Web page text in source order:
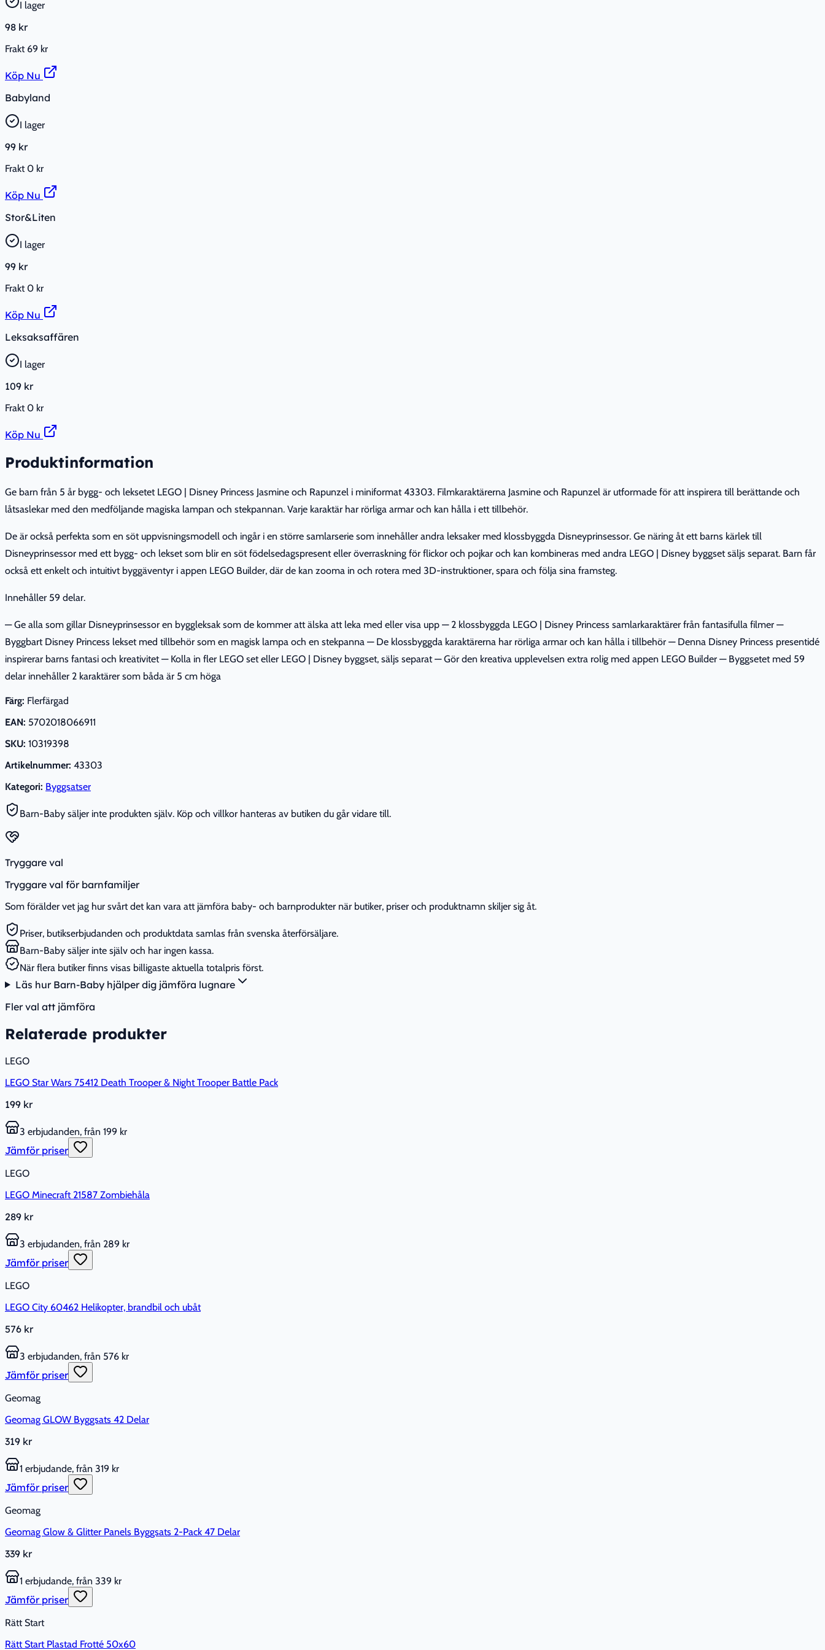
I lager
98 kr
Frakt 69 kr
Köp Nu
Babyland
I lager
99 kr
Frakt0 kr
Köp Nu
Stor&Liten
I lager
99 kr
Frakt0 kr
Köp Nu
Leksaksaffären
I lager
109 kr
Frakt0 kr
Köp Nu
Produktinformation
Ge barn från 5 år bygg- och leksetet LEGO | Disney Princess Jasmine och Rapunzel i miniformat 43303. Filmkaraktärerna Jasmine och Rapunzel är utformade för att inspirera till berättande och
låtsaslekar med den medföljande magiska lampan och stekpannan. Varje karaktär har rörliga armar och kan hålla i ett tillbehör.
De är också perfekta som en söt uppvisningsmodell och ingår i en större samlarserie som innehåller andra leksaker med klossbyggda Disneyprinsessor. Ge näring åt ett barns kärlek till
Disneyprinsessor med ett bygg- och lekset som blir en söt födelsedagspresent eller överraskning för flickor och pojkar och kan kombineras med andra LEGO | Disney byggset säljs separat. Barn får
också ett enkelt och intuitivt byggäventyr i appen LEGO Builder, där de kan zooma in och rotera med 3D-instruktioner, spara och följa sina framsteg.
Innehåller 59 delar.
— Ge alla som gillar Disneyprinsessor en byggleksak som de kommer att älska att leka med eller visa upp — 2 klossbyggda LEGO | Disney Princess samlarkaraktärer från fantasifulla filmer —
Byggbart Disney Princess lekset med tillbehör som en magisk lampa och en stekpanna — De klossbyggda karaktärerna har rörliga armar och kan hålla i tillbehör — Denna Disney Princess presentidé
inspirerar barns fantasi och kreativitet — Kolla in fler LEGO set eller LEGO | Disney byggset, säljs separat — Gör den kreativa upplevelsen extra rolig med appen LEGO Builder — Byggsetet med 59
delar innehåller 2 karaktärer som båda är 5 cm höga
Färg: Flerfärgad
EAN: 5702018066911
SKU: 10319398
Artikelnummer: 43303
Kategori: Byggsatser
Barn-Baby säljer inte produkten själv. Köp och villkor hanteras av butiken du går vidare till.
Tryggare val
Tryggare val för barnfamiljer
Som förälder vet jag hur svårt det kan vara att jämföra baby- och barnprodukter när butiker, priser och produktnamn skiljer sig åt.
Priser, butikserbjudanden och produktdata samlas från svenska återförsäljare.
Barn-Baby säljer inte själv och har ingen kassa.
När flera butiker finns visas billigaste aktuella totalpris först.
Läs hur Barn-Baby hjälper dig jämföra lugnare
Fler val att jämföra
Relaterade produkter
LEGO
LEGO Star Wars 75412 Death Trooper & Night Trooper Battle Pack
199 kr
3 erbjudanden, från 199 kr
Jämför priser
LEGO
LEGO Minecraft 21587 Zombiehåla
289 kr
3 erbjudanden, från 289 kr
Jämför priser
LEGO
LEGO City 60462 Helikopter, brandbil och ubåt
576 kr
3 erbjudanden, från 576 kr
Jämför priser
Geomag
Geomag GLOW Byggsats 42 Delar
319 kr
1 erbjudande, från 319 kr
Jämför priser
Geomag
Geomag Glow & Glitter Panels Byggsats 2-Pack 47 Delar
339 kr
1 erbjudande, från 339 kr
Jämför priser
Rätt Start
Rätt Start Plastad Frotté 50x60